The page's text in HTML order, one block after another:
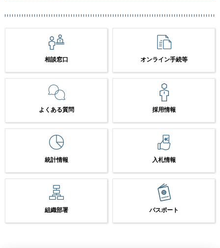
相談窓口 オンライン手続等
よくある質問 採用情報
統計情報 入札情報
組織部署 パスポート